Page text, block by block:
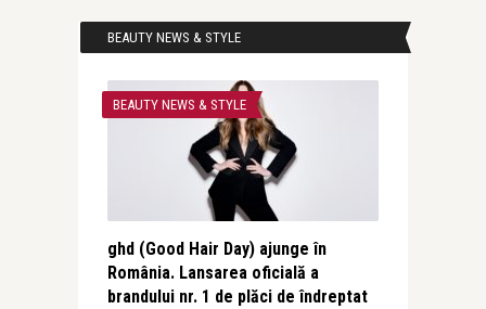
BEAUTY NEWS & STYLE
BEAUTY NEWS & STYLE
ghd (Good Hair Day) ajunge în
România. Lansarea oficială a
brandului nr. 1 de plăci de îndreptat